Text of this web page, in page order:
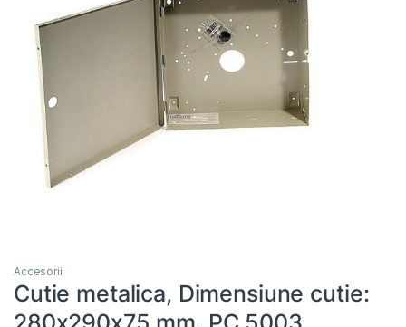
Accesorii
Cutie metalica, Dimensiune cutie: